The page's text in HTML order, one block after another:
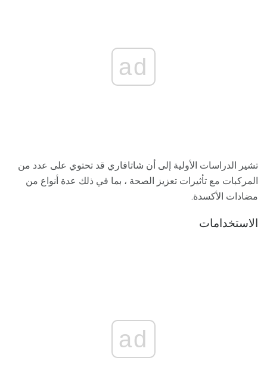
ad
تشير الدراسات الأولية إلى أن شاتافاري قد تحتوي على عدد من
المركبات مع تأثيرات تعزيز الصحة ، بما في ذلك عدة أنواع من
مضادات الأكسدة.
الاستخدامات
ad